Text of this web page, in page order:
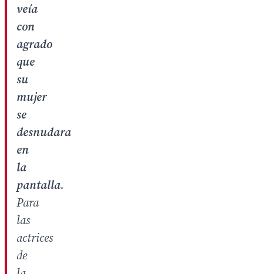
veía
con
agrado
que
su
mujer
se
desnudara
en
la
pantalla.
Para
las
actrices
de